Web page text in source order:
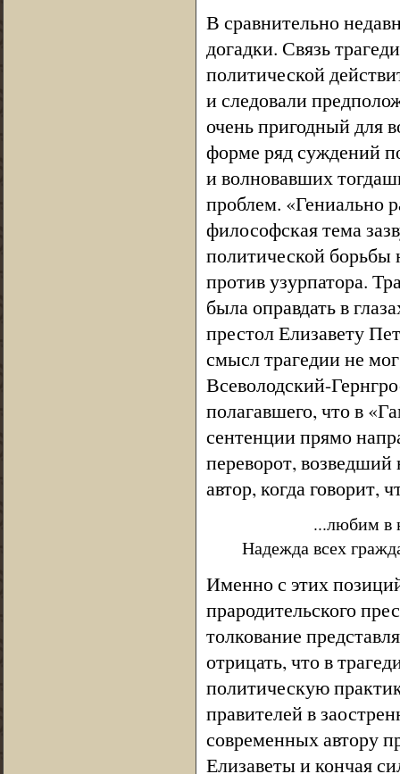
В сравнительно
догадки. Связь
политической
и следовали
очень пригодный для
форме ряд суждений
и волновавших
проблем. «Гениально
философская тема
политической борьбы
против узурпатора.
была оправдать в
престол Елизавету
смысл трагедии не
Всеволодский-
полагавшего, что в
сентенции прямо
переворот,
автор, когда говорит,
...любим в
Надежда всех
Именно с этих
прародительского
толкование
отрицать, что в
политическую
правителей в
современных автору
Елизаветы и кончая